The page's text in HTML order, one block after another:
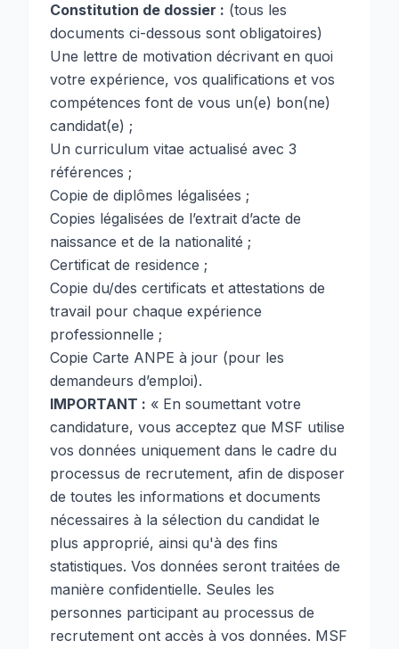
Constitution de dossier : (tous les
documents ci-dessous sont obligatoires)
Une lettre de motivation décrivant en quoi
votre expérience, vos qualifications et vos
compétences font de vous un(e) bon(ne)
candidat(e) ;
Un curriculum vitae actualisé avec 3
références ;
Copie de diplômes légalisées ;
Copies légalisées de l’extrait d’acte de
naissance et de la nationalité ;
Certificat de residence ;
Copie du/des certificats et attestations de
travail pour chaque expérience
professionnelle ;
Copie Carte ANPE à jour (pour les
demandeurs d’emploi).
IMPORTANT : « En soumettant votre
candidature, vous acceptez que MSF utilise
vos données uniquement dans le cadre du
processus de recrutement, afin de disposer
de toutes les informations et documents
nécessaires à la sélection du candidat le
plus approprié, ainsi qu'à des fins
statistiques. Vos données seront traitées de
manière confidentielle. Seules les
personnes participant au processus de
recrutement ont accès à vos données. MSF